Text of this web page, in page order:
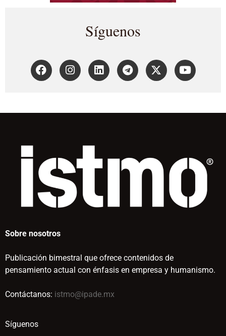
Síguenos
Sobre nosotros
Publicación bimestral que ofrece contenidos de
pensamiento actual con énfasis en empresa y humanismo.
Contáctanos: istmo@ipade.mx
Síguenos